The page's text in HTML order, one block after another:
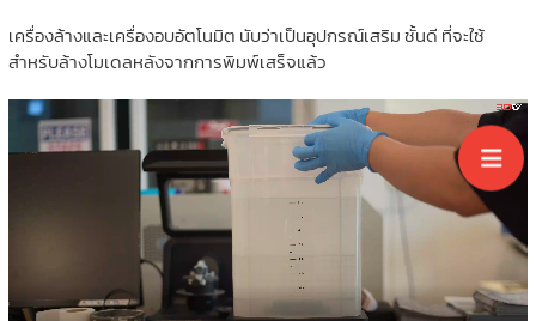
เครื่องล้างและเครื่องอบอัตโนมิต นับว่าเป็นอุปกรณ์เสริม ชั้นดี ที่จะใช้
สำหรับล้างโมเดลหลังจากการพิมพ์เสร็จแล้ว